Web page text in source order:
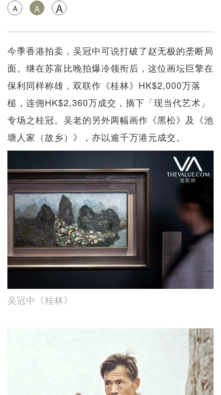
A A A
今季香港拍卖，吴冠中可说打破了赵无极的垄断局
面。继在苏富比晚拍爆冷领衔后，这位画坛巨擎在
保利同样称雄，双联作《桂林》HK$2,000万落
槌，连佣HK$2,360万成交，摘下「现当代艺术」
专场之桂冠。吴老的另外两幅画作《黑松》及《池
塘人家（故乡）》，亦以逾千万港元成交。
吴冠中《桂林》